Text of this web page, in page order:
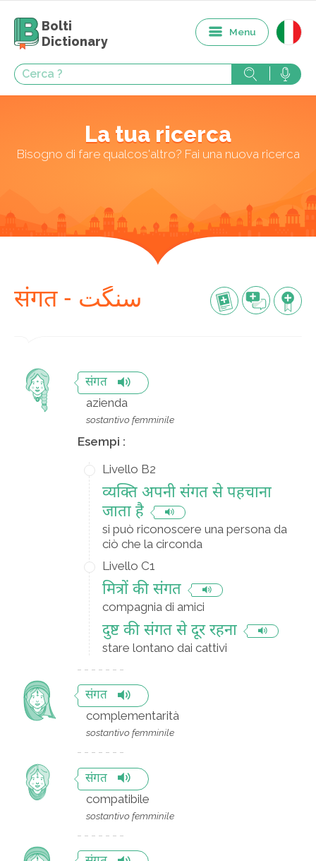
Bolti
Dictionary
Menu
La tua ricerca
Bisogno di fare qualcos'altro? Fai una nuova ricerca
संगत - سنگت
संगत
azienda
sostantivo femminile
Esempi :
Livello B2
व्यक्ति अपनी संगत से पहचाना
जाता है
si può riconoscere una persona da
ciò che la circonda
Livello C1
मित्रों की संगत
compagnia di amici
दुष्ट की संगत से दूर रहना
stare lontano dai cattivi
संगत
complementarità
sostantivo femminile
संगत
compatibile
sostantivo femminile